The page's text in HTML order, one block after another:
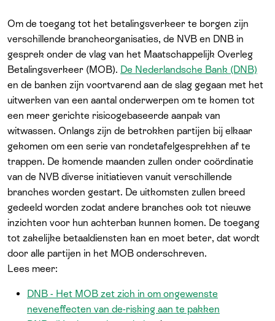
Om de toegang tot het betalingsverkeer te borgen zijn
verschillende brancheorganisaties, de NVB en DNB in
gesprek onder de vlag van het Maatschappelijk Overleg
Betalingsverkeer (MOB). De Nederlandsche Bank (DNB)
en de banken zijn voortvarend aan de slag gegaan met het
uitwerken van een aantal onderwerpen om te komen tot
een meer gerichte risicogebaseerde aanpak van
witwassen. Onlangs zijn de betrokken partijen bij elkaar
gekomen om een serie van rondetafelgesprekken af te
trappen. De komende maanden zullen onder coördinatie
van de NVB diverse initiatieven vanuit verschillende
branches worden gestart. De uitkomsten zullen breed
gedeeld worden zodat andere branches ook tot nieuwe
inzichten voor hun achterban kunnen komen. De toegang
tot zakelijke betaaldiensten kan en moet beter, dat wordt
door alle partijen in het MOB onderschreven.
Lees meer:
DNB - Het MOB zet zich in om ongewenste
neveneffecten van de-risking aan te pakken